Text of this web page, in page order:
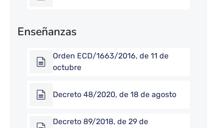
Enseñanzas
Orden ECD/1663/2016, de 11 de
octubre
Decreto 48/2020, de 18 de agosto
Decreto 89/2018, de 29 de